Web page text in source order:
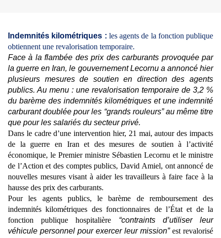
Indemnités kilométriques : les agents de la fonction publique
obtiennent une revalorisation temporaire.
Face à la flambée des prix des carburants provoquée par
la guerre en Iran, le gouvernement Lecornu a annoncé hier
plusieurs mesures de soutien en direction des agents
publics. Au menu : une revalorisation temporaire de 3,2 %
du barème des indemnités kilométriques et une indemnité
carburant doublée pour les “grands rouleurs” au même titre
que pour les salariés du secteur privé.
Dans le cadre d’une intervention hier, 21 mai, autour des impacts
de la guerre en Iran et des mesures de soutien à l’activité
économique, le Premier ministre Sébastien Lecornu et le ministre
de l’Action et des comptes publics, David Amiel, ont annoncé de
nouvelles mesures visant à aider les travailleurs à faire face à la
hausse des prix des carburants.
Pour les agents publics, le barème de remboursement des
indemnités kilométriques des fonctionnaires de l’État et de la
fonction publique hospitalière
“contraints d’utiliser leur
véhicule personnel pour exercer leur mission” est revalorisé